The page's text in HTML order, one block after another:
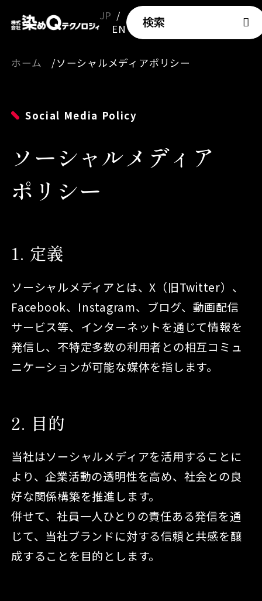
JP
EN
検索
ホーム ソーシャルメディアポリシー
Social Media Policy
ソーシャルメディア
ポリシー
1 定義
ソーシャルメディアとは、X（旧Twitter）、
Facebook、Instagram、ブログ、動画配信
サービス等、インターネットを通じて情報を
発信し、不特定多数の利用者との相互コミュ
ニケーションが可能な媒体を指します。
2 目的
当社はソーシャルメディアを活用することに
より、企業活動の透明性を高め、社会との良
好な関係構築を推進します。
併せて、社員一人ひとりの責任ある発信を通
じて、当社ブランドに対する信頼と共感を醸
成することを目的とします。